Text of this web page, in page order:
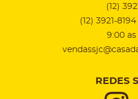
(12)
(12) 3921-8194
9:00 as
REDES